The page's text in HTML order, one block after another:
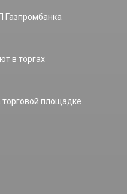
Газпромбанка
в торгах
площадке